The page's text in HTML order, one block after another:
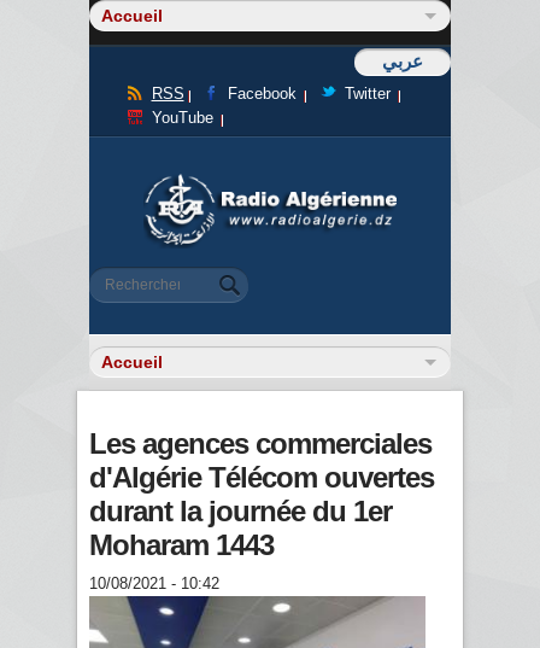
عربي
RSS Facebook
Twitter
YouTube
Formulaire de recherche
Rechercher
Les agences commerciales
d'Algérie Télécom ouvertes
durant la journée du 1er
Moharam 1443
10/08/2021 - 10:42